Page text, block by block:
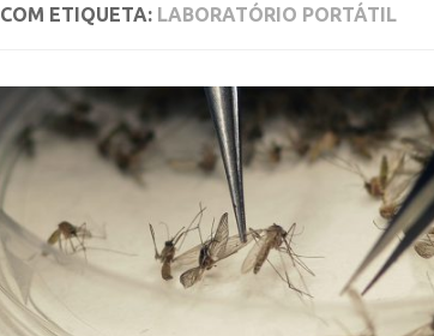
COM ETIQUETA: LABORATÓRIO PORTÁTIL